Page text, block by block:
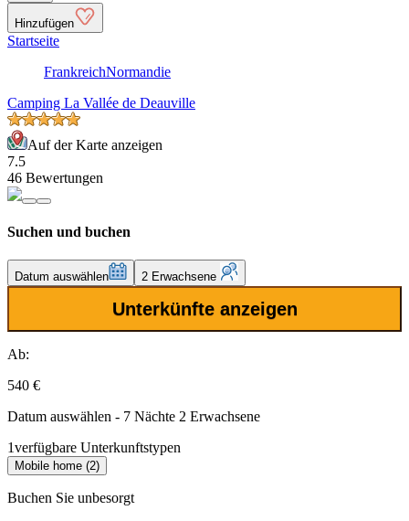
Hinzufügen
Startseite
FrankreichNormandie
Camping La Vallée de Deauville
Auf der Karte anzeigen
7.5
46 Bewertungen
Suchen und buchen
Datum auswählen 2 Erwachsene
Unterkünfte anzeigen
Ab:
540 €
Datum auswählen - 7 Nächte 2 Erwachsene
1verfügbare Unterkunftstypen
Mobile home (2)
Buchen Sie unbesorgt